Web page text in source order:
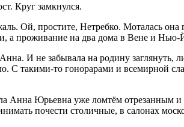
Круг замкнулся.
Ой, простите, Нетребко. Моталась
а проживание на два дома в Вене и Нью-
И не забывала на родину
С такими-то гонорарами и всемирной
Анна Юрьевна уже ломтём отрезанным и
почести столичные, в салонах